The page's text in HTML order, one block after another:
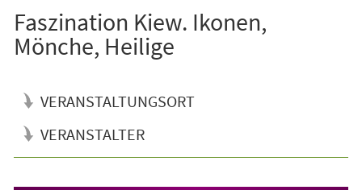
Faszination Kiew. Ikonen,
Mönche, Heilige
VERANSTALTUNGSORT
VERANSTALTER